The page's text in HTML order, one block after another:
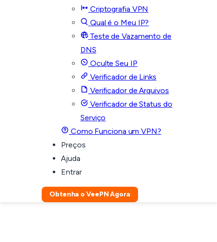
Criptografia VPN
Qual é o Meu IP?
Teste de Vazamento de
DNS
Oculte Seu IP
Verificador de Links
Verificador de Arquivos
Verificador de Status do
Serviço
Como Funciona um VPN?
Preços
Ajuda
Entrar
Obtenha o VeePN Agora